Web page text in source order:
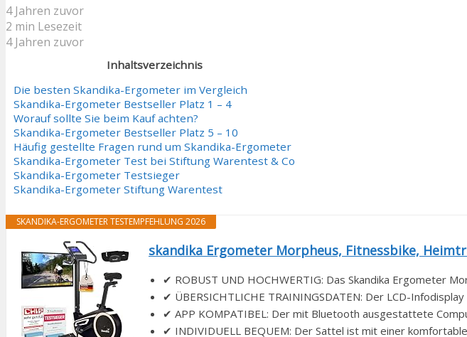
4 Jahren zuvor
2 min Lesezeit
4 Jahren zuvor
Inhaltsverzeichnis
Die besten Skandika-Ergometer im Vergleich
Skandika-Ergometer Bestseller Platz 1 – 4
Worauf sollte Sie beim Kauf achten?
Skandika-Ergometer Bestseller Platz 5 – 10
Häufig gestellte Fragen rund um Skandika-Ergometer
Skandika-Ergometer Test bei Stiftung Warentest & Co
Skandika-Ergometer Testsieger
Skandika-Ergometer Stiftung Warentest
SKANDIKA-ERGOMETER TESTEMPFEHLUNG 2026
skandika Ergometer Morpheus, Fitnessbike,
✔ ROBUST UND HOCHWERTIG: Das Skandika Ergometer
✔ ÜBERSICHTLICHE TRAININGSDATEN: Der LCD-
✔ APP KOMPATIBEL: Der mit Bluetooth ausgestattete
✔ INDIVIDUELL BEQUEM: Der Sattel ist mit einer